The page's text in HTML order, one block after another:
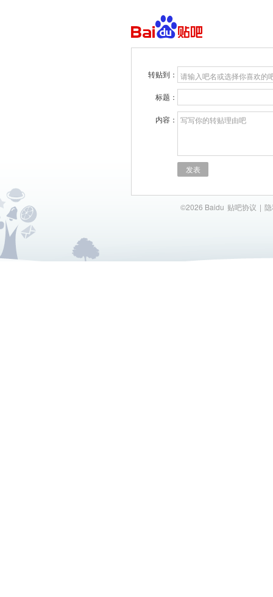
转贴到： 请输入吧名或选择你喜欢的
标题：
内容： 写写你的转贴理由吧
发表
©2026 Baidu 贴吧协议 |